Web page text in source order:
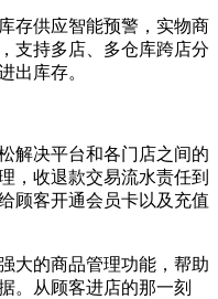
供应智能预警，实物商
支持多店、多仓库跨店分
出库存。
决平台和各门店之间的
，收退款交易流水责任到
顾客开通会员卡以及充值
的商品管理功能，帮助
。从顾客进店的那一刻